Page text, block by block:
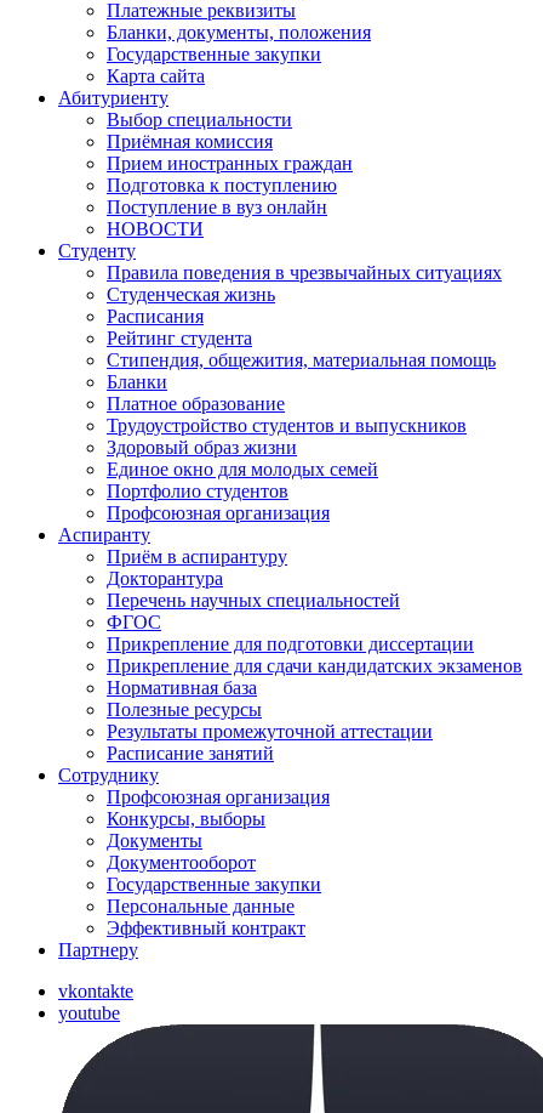
Платежные реквизиты
Бланки, документы, положения
Государственные закупки
Карта сайта
Абитуриенту
Выбор специальности
Приёмная комиссия
Прием иностранных граждан
Подготовка к поступлению
Поступление в вуз онлайн
НОВОСТИ
Студенту
Правила поведения в чрезвычайных ситуациях
Студенческая жизнь
Расписания
Рейтинг студента
Стипендия, общежития, материальная помощь
Бланки
Платное образование
Трудоустройство студентов и выпускников
Здоровый образ жизни
Единое окно для молодых семей
Портфолио студентов
Профсоюзная организация
Аспиранту
Приём в аспирантуру
Докторантура
Перечень научных специальностей
ФГОС
Прикрепление для подготовки диссертации
Прикрепление для сдачи кандидатских экзаменов
Нормативная база
Полезные ресурсы
Результаты промежуточной аттестации
Расписание занятий
Сотруднику
Профсоюзная организация
Конкурсы, выборы
Документы
Документооборот
Государственные закупки
Персональные данные
Эффективный контракт
Партнеру
vkontakte
youtube